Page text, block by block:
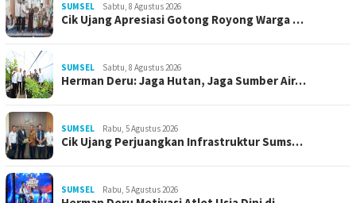
SUMSEL Sabtu, 8 Agustus 2026
Cik Ujang Apresiasi Gotong Royong Warga …
SUMSEL Sabtu, 8 Agustus 2026
Herman Deru: Jaga Hutan, Jaga Sumber Air…
SUMSEL Rabu, 5 Agustus 2026
Cik Ujang Perjuangkan Infrastruktur Sums…
SUMSEL Rabu, 5 Agustus 2026